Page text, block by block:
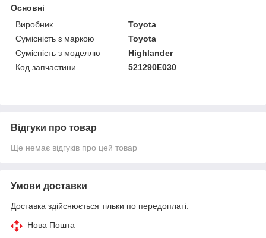
Основні
Виробник
Toyota
Сумісність з маркою
Toyota
Сумісність з моделлю
Highlander
Код запчастини
521290E030
Відгуки про товар
Ще немає відгуків про цей товар
Умови доставки
Доставка здійснюється тільки по передоплаті.
Нова Пошта